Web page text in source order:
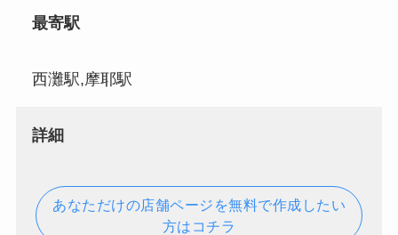
最寄駅
西灘駅,摩耶駅
詳細
あなただけの店舗ページを無料で作成したい
方はコチラ